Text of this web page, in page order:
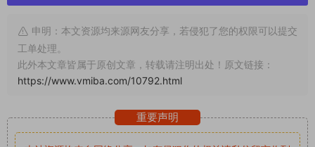
申明：本文资源均来源网友分享，若侵犯了您的权限可以提交
工单处理。
此外本文章皆属于原创文章，转载请注明出处！原文链接：
https://www.vmiba.com/10792.html
重要声明